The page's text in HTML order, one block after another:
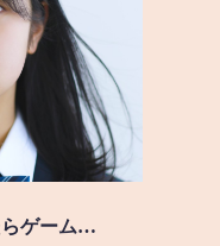
らゲーム…